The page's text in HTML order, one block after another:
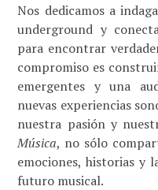
Nos dedicamos a
underground y
para encontrar
compromiso es
emergentes y una
nuevas experiencias
nuestra pasión y
Música, no sólo
emociones, historias y
futuro musical.